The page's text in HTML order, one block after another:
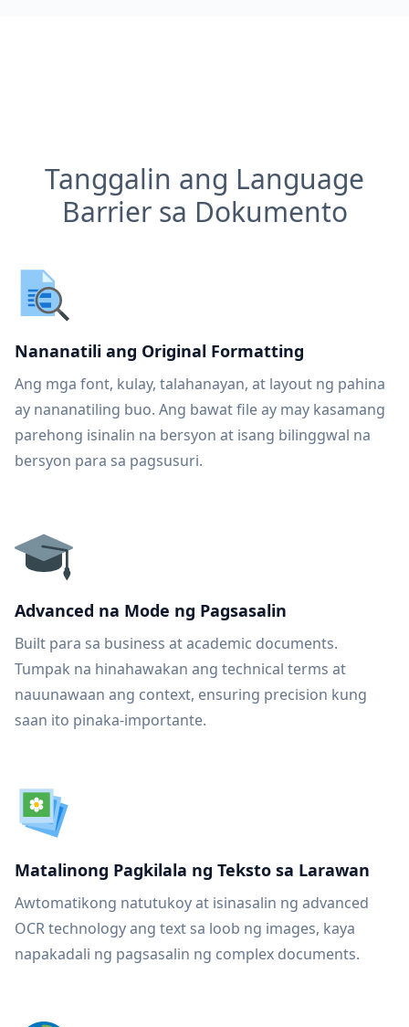
Tanggalin ang Language
Barrier sa Dokumento
Nananatili ang Original Formatting
Ang mga font, kulay, talahanayan, at layout ng pahina
ay nananatiling buo. Ang bawat file ay may kasamang
parehong isinalin na bersyon at isang bilinggwal na
bersyon para sa pagsusuri.
Advanced na Mode ng Pagsasalin
Built para sa business at academic documents.
Tumpak na hinahawakan ang technical terms at
nauunawaan ang context, ensuring precision kung
saan ito pinaka-importante.
Matalinong Pagkilala ng Teksto sa Larawan
Awtomatikong natutukoy at isinasalin ng advanced
OCR technology ang text sa loob ng images, kaya
napakadali ng pagsasalin ng complex documents.